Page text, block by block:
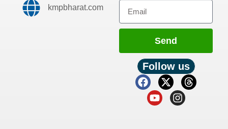
kmpbharat.com
Send
Follow us